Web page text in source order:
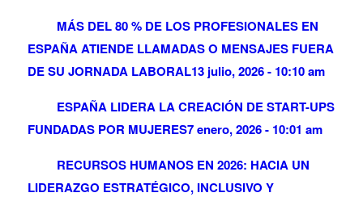
MÁS DEL 80 % DE LOS PROFESIONALES EN
ESPAÑA ATIENDE LLAMADAS O MENSAJES FUERA
DE SU JORNADA LABORAL13 julio, 2026 - 10:10 am
ESPAÑA LIDERA LA CREACIÓN DE START-UPS
FUNDADAS POR MUJERES7 enero, 2026 - 10:01 am
RECURSOS HUMANOS EN 2026: HACIA UN
LIDERAZGO ESTRATÉGICO, INCLUSIVO Y